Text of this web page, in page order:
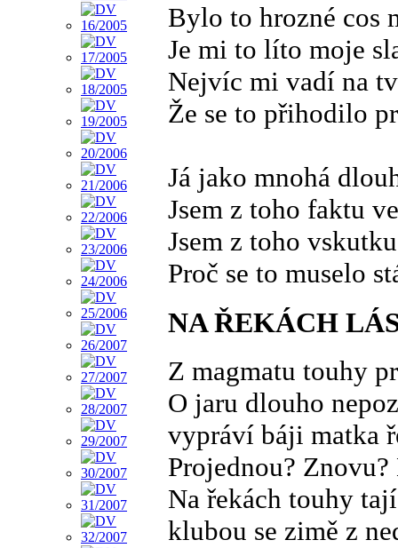
Bylo to hrozné cos
Je mi to líto moje
Nejvíc mi vadí na
Že se to přihodilo
Já jako mnohá
Jsem z toho faktu
Jsem z toho
Proč se to muselo
NA ŘEKÁCH
Z magmatu touhy
O jaru dlouho
vypráví báji matka
Projednou?
Na řekách touhy
klubou se zimě z